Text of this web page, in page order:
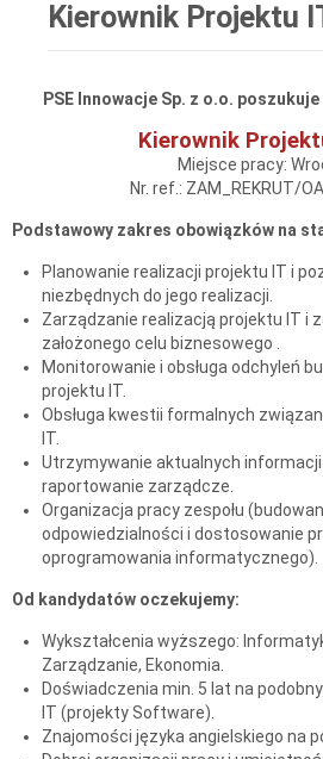
Kierownik Projektu
PSE Innowacje Sp. z o.o.
Kierownik
Miejsce pracy:
Nr. ref.: ZAM_REKRUT/
Podstawowy zakres obowiązków na
Planowanie realizacji projektu IT i
niezbędnych do jego realizacji.
Zarządzanie realizacją projektu IT i
założonego celu biznesowego .
Monitorowanie i obsługa odchyleń
projektu IT.
Obsługa kwestii formalnych
IT.
Utrzymywanie aktualnych
raportowanie zarządcze.
Organizacja pracy zespołu
odpowiedzialności i dostosowanie
oprogramowania informatycznego).
Od kandydatów oczekujemy:
Wykształcenia wyższego:
Zarządzanie, Ekonomia.
Doświadczenia min. 5 lat na
IT (projekty Software).
Znajomości języka angielskiego na